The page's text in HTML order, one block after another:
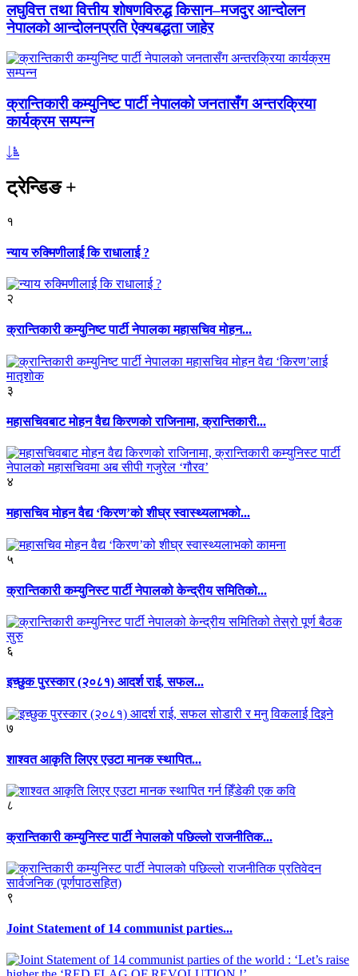
लघुवित्त तथा वित्तीय शोषणविरुद्ध किसान–मजदुर आन्दोलन
नेपालको आन्दोलनप्रति ऐक्यबद्धता जाहेर
क्रान्तिकारी कम्युनिष्ट पार्टी नेपालको जनतासँग अन्तरक्रिया
कार्यक्रम सम्पन्न
ट्रेन्डिङ+
१
न्याय रुक्मिणीलाई कि राधालाई ?
२
क्रान्तिकारी कम्युनिष्ट पार्टी नेपालका महासचिव मोहन...
३
महासचिवबाट मोहन वैद्य किरणको राजिनामा, क्रान्तिकारी...
४
महासचिव मोहन वैद्य ‘किरण’को शीघ्र स्वास्थ्यलाभको...
५
क्रान्तिकारी कम्युनिस्ट पार्टी नेपालको केन्द्रीय समितिको...
६
इच्छुक पुरस्कार (२०८१) आदर्श राई, सफल...
७
शाश्वत आकृति लिएर एउटा मानक स्थापित...
८
क्रान्तिकारी कम्युनिस्ट पार्टी नेपालको पछिल्लो राजनीतिक...
९
Joint Statement of 14 communist parties...